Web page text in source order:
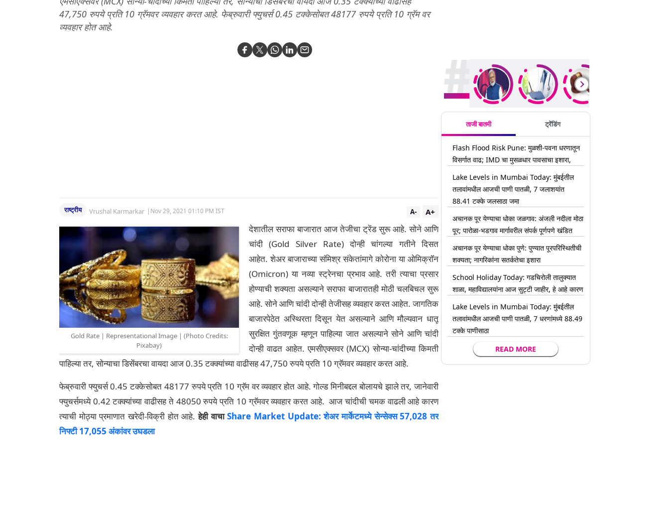
47,750 रुपये प्रति 10 ग्रॅमवर ​​व्यवहार करत आहे. फेब्रुवारी फ्युचर्स 0.45 टक्केसोबत 48177 रुपये प्रति 10 ग्रॅम वर
व्यवहार होत आहे.
राष्ट्रीय Vrushal Karmarkar | Nov 29, 2021 01:10 PM IST A+
A-
Gold Rate | Representational Image | (Photo Credits:
Pixabay)
देशातील सराफा बाजारात आज तेजीचा ट्रेंड सुरू आहे. सोने आणि
चांदी (Gold Silver Rate) दोन्ही चांगल्या गतीने दिसत
आहेत. शेअर बाजाराच्या संमिश्र संकेतांमागे कोरोना या ओमिक्रॉन
(Omicron) या नव्या स्ट्रेनचा प्रभाव आहे. तरी त्याचा प्रसार
होण्याची शक्यता असल्याने सराफा बाजारातही मोठी चलबिचल सुरू
आहे. सोने आणि चांदी दोन्ही तेजीसह व्यवहार करत आहेत. जागतिक
बाजारपेठेत अस्थिरता दिसून येत असल्याने आणि मौल्यवान धातू
सुरक्षित गुंतवणूक म्हणून पाहिल्या जात असल्याने सोने आणि चांदी
दोन्ही वाढत आहेत. एमसीएक्सवर (MCX) सोन्या-चांदीच्या किमती
पाहिल्या तर, सोन्याचा डिसेंबरचा वायदा आज 0.35 टक्क्यांच्या वाढीसह 47,750 रुपये प्रति 10 ग्रॅमवर ​​व्यवहार करत आहे.
फेब्रुवारी फ्युचर्स 0.45 टक्केसोबत 48177 रुपये प्रति 10 ग्रॅम वर व्यवहार होत आहे. गोल्ड मिनीबद्दल बोलायचे झाले तर, जानेवारी
फ्युचर्समध्ये 0.42 टक्क्यांच्या वाढीसह ते 48050 रुपये प्रति 10 ग्रॅमवर ​​व्यवहार करत आहे. आज चांदीची चमक वाढली आहे कारण
त्याची मोठ्या प्रमाणात खरेदी-विक्री होत आहे.हेही वाचाShare Market Update: शेअर मार्केटमध्ये सेन्सेक्स 57,028 तर
निफ्टी 17,055 अंकांवर उघडला
ताजी बातमी ट्रेंडिंग
Flash Flood Risk Pune: मुळशी-पवना धरणातून
विसर्गात वाढ; IMD चा मुसळधार पावसाचा इशारा,
Lake Levels in Mumbai Today: मुंबईतील
तलावांमधील आजची पाणी पातळी, 7 जलाशयांत
88.41 टक्के जलसाठा जमा
अचानक पूर येण्याचा धोका जळगाव: अंजली नदीला मोठा
पूर; पारोळा-भडगाव मार्गावरील संपर्क पूर्णपणे खंडित
अचानक पूर येण्याचा धोका पुणे: पुण्यात पूरपरिस्थितीची
शक्यता; नागरिकांना सतर्कतेचा इशारा
School Holiday Today: गडचिरोली तालुक्यात
शाळा, महाविद्यालयांना आज सुट्टी जाहीर, हे आहे कारण
Lake Levels in Mumbai Today: मुंबईतील
तलावांमधील आजची पाणी पातळी, 7 धरणांमध्ये 88.49
टक्के पाणीसाठा
READ MORE